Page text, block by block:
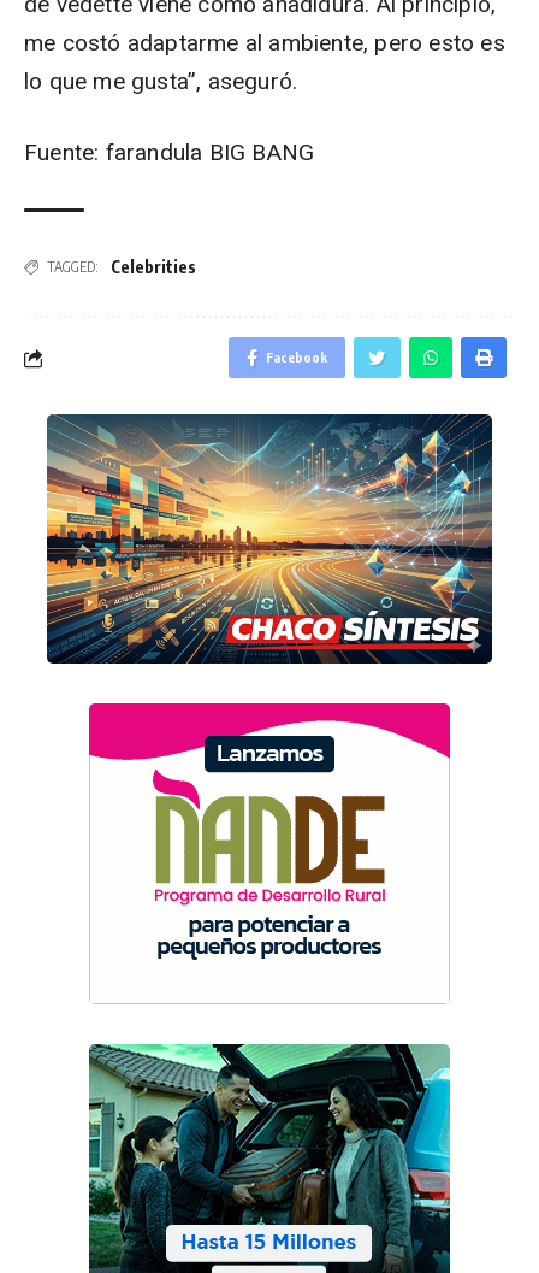
me costó adaptarme al ambiente, pero esto es
lo que me gusta”, aseguró.
Fuente: farandula BIG BANG
TAGGED: Celebrities
Facebook